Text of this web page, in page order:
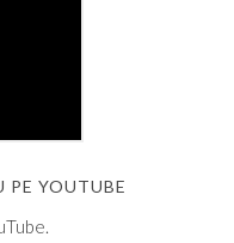
PE YOUTUBE